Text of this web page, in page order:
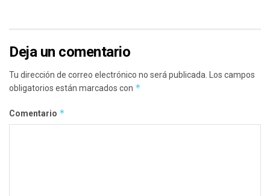
Deja un comentario
Tu dirección de correo electrónico no será publicada.
Los campos
obligatorios están marcados con *
Comentario *